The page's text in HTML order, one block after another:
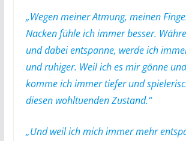
„Wegen meiner Atmung, meinen
Nacken fühle ich immer besser.
und dabei entspanne, werde ich
und ruhiger. Weil ich es mir gönne
komme ich immer tiefer und
diesen wohltuenden Zustand.“
„Und weil ich mich immer mehr